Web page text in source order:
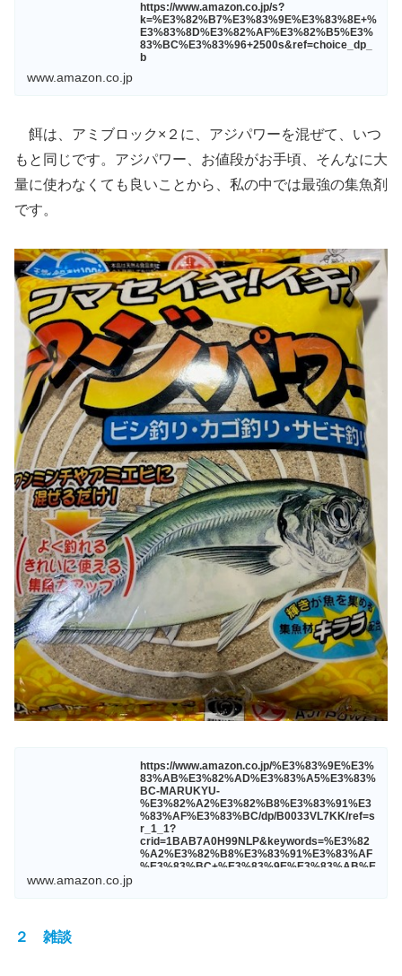
https://www.amazon.co.jp/s?
k=%E3%82%B7%E3%83%9E%E3%83%8E+%
E3%83%8D%E3%82%AF%E3%82%B5%E3%
83%BC%E3%83%96+2500s&ref=choice_dp_
b
www.amazon.co.jp
餌は、アミブロック×２に、アジパワーを混ぜて、いつ
もと同じです。アジパワー、お値段がお手頃、そんなに大
量に使わなくても良いことから、私の中では最強の集魚剤
です。
https://www.amazon.co.jp/%E3%83%9E%E3%
83%AB%E3%82%AD%E3%83%A5%E3%83%
BC-MARUKYU-
%E3%82%A2%E3%82%B8%E3%83%91%E3
%83%AF%E3%83%BC/dp/B0033VL7KK/ref=s
r_1_1?
crid=1BAB7A0H99NLP&keywords=%E3%82
%A2%E3%82%B8%E3%83%91%E3%83%AF
%E3%83%BC+%E3%83%9E%E3%83%AB%E
www.amazon.co.jp
２ 雑談